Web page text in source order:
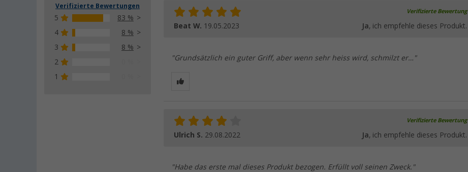
Verifizierte Bewertungen
5
83 %
4
8 %
3
8 %
2
1
Verifizierte Bewertung
Beat W. 19.05.2023 Ja, ich empfehle dieses Produkt.
"Grundsätzlich ein guter Griff, aber wenn sehr heiss wird, schmilzt er…"
Verifizierte Bewertung
Ulrich S. 29.08.2022 Ja, ich empfehle dieses Produkt.
"Habe das erste mal dieses Produkt bezogen. Erfüllt voll seinen Zweck."